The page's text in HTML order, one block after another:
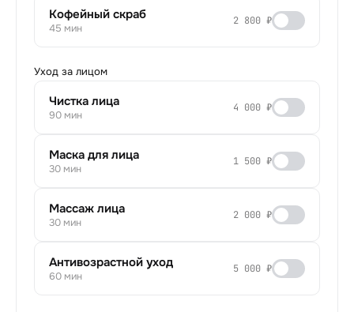
Кофейный скраб
45 мин
2 800 ₽
Уход за лицом
Чистка лица
90 мин
4 000 ₽
Маска для лица
30 мин
1 500 ₽
Массаж лица
30 мин
2 000 ₽
Антивозрастной уход
60 мин
5 000 ₽